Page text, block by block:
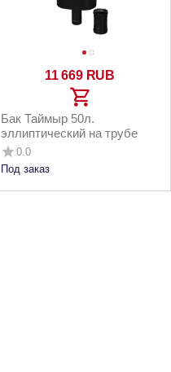
11 669 RUB
Бак Таймыр 50л.
эллиптический на трубе
0.0
Под заказ